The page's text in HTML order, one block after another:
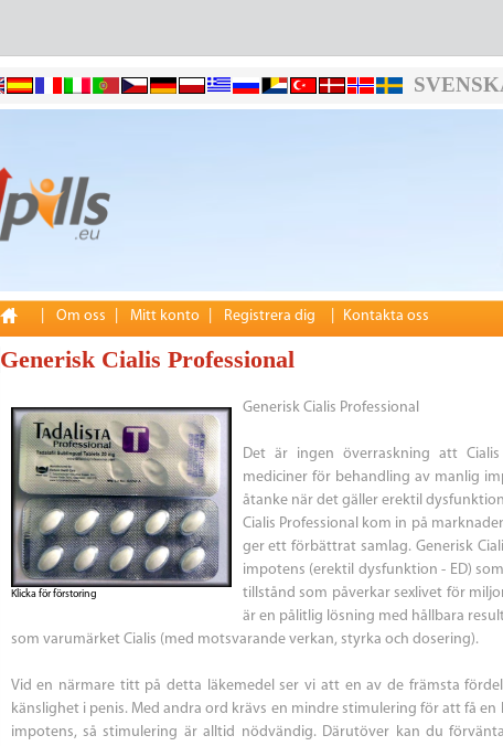
Om oss Mitt konto Registrera dig Kontakta oss
Generisk Cialis Professional
Klicka för förstoring
Generisk Cialis Professional
Det är ingen överraskning att
mediciner för behandling av manlig
åtanke när det gäller erektil
Cialis Professional kom in på
ger ett förbättrat samlag. Generisk
impotens (erektil dysfunktion - ED)
tillstånd som påverkar sexlivet för
är en pålitlig lösning med hållbara
som varumärket Cialis (med motsvarande verkan, styrka och dosering).
Vid en närmare titt på detta läkemedel ser vi att en av de främsta
känslighet i penis. Med andra ord krävs en mindre stimulering för att få
impotens, så stimulering är alltid nödvändig. Därutöver kan du